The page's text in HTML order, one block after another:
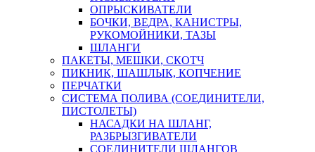
ОПРЫСКИВАТЕЛИ
БОЧКИ, ВЕДРА, КАНИСТРЫ,
РУКОМОЙНИКИ, ТАЗЫ
ШЛАНГИ
ПАКЕТЫ, МЕШКИ, СКОТЧ
ПИКНИК, ШАШЛЫК, КОПЧЕНИЕ
ПЕРЧАТКИ
СИСТЕМА ПОЛИВА (СОЕДИНИТЕЛИ,
ПИСТОЛЕТЫ)
НАСАДКИ НА ШЛАНГ,
РАЗБРЫЗГИВАТЕЛИ
СОЕДИНИТЕЛИ ШЛАНГОВ